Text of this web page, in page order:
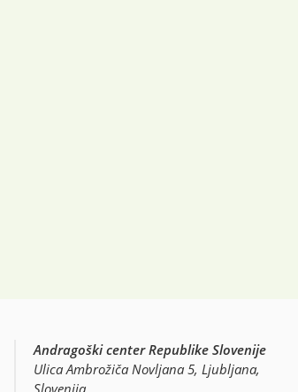
Andragoški center Republike Slovenije
Ulica Ambrožiča Novljana 5, Ljubljana,
Slovenija